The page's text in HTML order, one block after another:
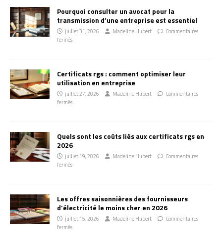
Pourquoi consulter un avocat pour la
transmission d’une entreprise est essentiel
juillet 31, 2026 Madeline Hubert
Commentaires
fermés
Certificats rgs : comment optimiser leur
utilisation en entreprise
juillet 27, 2026 Madeline Hubert
Commentaires
fermés
Quels sont les coûts liés aux certificats rgs en
2026
juillet 19, 2026 Madeline Hubert
Commentaires
fermés
Les offres saisonnières des fournisseurs
d’électricité le moins cher en 2026
juillet 15, 2026 Madeline Hubert
Commentaires
fermés